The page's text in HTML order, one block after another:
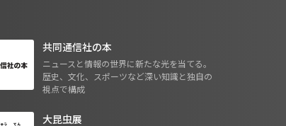
共同通信社の本
ニュースと情報の世界に新たな光を当てる。
歴史、文化、スポーツなど深い知識と独自の
視点で構成
大昆虫展